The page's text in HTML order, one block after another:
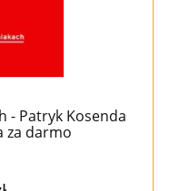
- Patryk Kosenda
za darmo